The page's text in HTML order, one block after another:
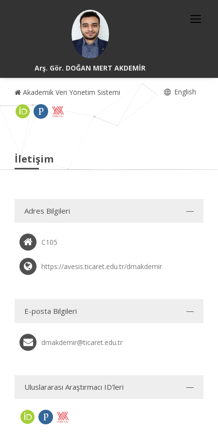
Arş. Gör. DOĞAN MERT AKDEMİR
Akademik Veri Yönetim Sistemi English
İletişim
Adres Bilgileri
C105
https://avesis.ticaret.edu.tr/dmakdemir
E-posta Bilgileri
dmakdemir@ticaret.edu.tr
Uluslararası Araştırmacı ID'leri